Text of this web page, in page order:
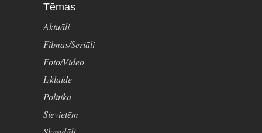
Tēmas
Aktuāli
Filmas/Seriāli
Foto/Video
Izklaide
Politika
Sievietēm